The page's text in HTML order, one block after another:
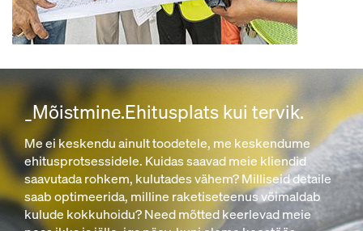
_Mõistmine.Ehitusplats kui tervik.
Me ei keskendu ainult toodetele, me keskendume
ehitusprotsessidele. Kuidas saavad meie kliendid
saavutada rohkem, kulutades vähem? Milliseid detaile
saab optimeerida, milline raketiseteenus võimaldab
kulude kokkuhoidu? Need mõtted keerlevad meie